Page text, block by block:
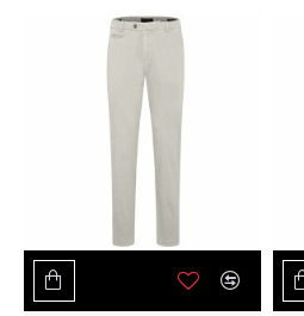
παντελόνια που συνδυάζουν
κάθε περίσταση. Είτε για
είτε για πιο χαλαρές,
ποικιλία μας καλύπτει κάθε
υλικά που εξασφαλίζουν
ανθεκτικότητα.